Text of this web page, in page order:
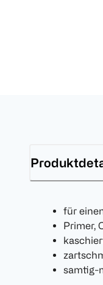
für
Primer,
samtig-